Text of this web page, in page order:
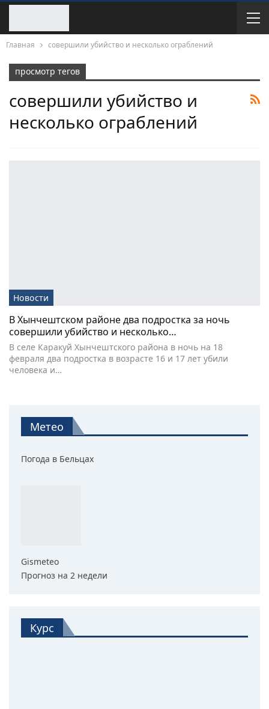
Главная совершили убийство и несколько ограблений
просмотр тегов
совершили убийство и
несколько ограблений
Новости
В Хынчештском районе два подростка за ночь
совершили убийство и несколько…
В селе Каракуй Хынчештского района в ночь на 18
февраля два подростка в возрасте 16 и 17 лет убили
человека и…
Метео
Погода в Бельцах
Gismeteo
Прогноз на 2 недели
Курс